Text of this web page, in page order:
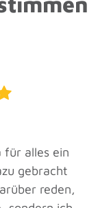
für alles ein
gebracht
reden,